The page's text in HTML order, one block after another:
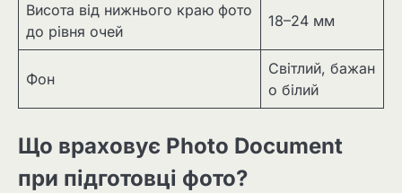
Висота від нижнього краю фото
до рівня очей
18–24 мм
Фон
Світлий, бажан
о білий
Що враховує Photo Document
при підготовці фото?